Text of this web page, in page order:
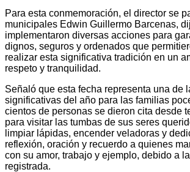
Para esta conmemoración, el director se
municipales Edwin Guillermo Barcenas,
implementaron diversas acciones para
dignos, seguros y ordenados que
realizar esta significativa tradición en un
respeto y tranquilidad.
Señaló que esta fecha representa una de
significativas del año para las familias
cientos de personas se dieron cita desde
para visitar las tumbas de sus seres
limpiar lápidas, encender veladoras y
reflexión, oración y recuerdo a quienes
con su amor, trabajo y ejemplo, debido a
registrada.